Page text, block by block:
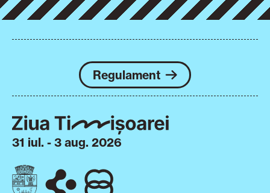
Regulament
31 iul. - 3 aug. 2026